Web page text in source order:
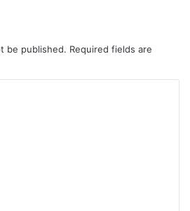
be published. Required fields are